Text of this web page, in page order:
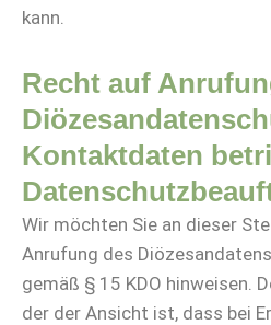
kann.
Recht auf
Kontaktdaten
Wir möchten Sie an dieser
Anrufung des
gemäß § 15 KDO hinweisen.
der der Ansicht ist, dass bei